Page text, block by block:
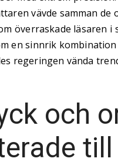
vävde samman
överraskade läsaren i
en sinnrik
regeringen vända
och